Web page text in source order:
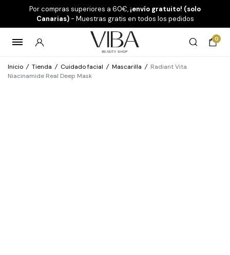
Por compras superiores a 60€, ¡envío gratuito! (solo
Canarias)- Muestras gratis en todos los pedidos
0
Inicio / Tienda / Cuidado facial / Mascarilla / Radiant Vita
Niacinamide Real Deep Mask